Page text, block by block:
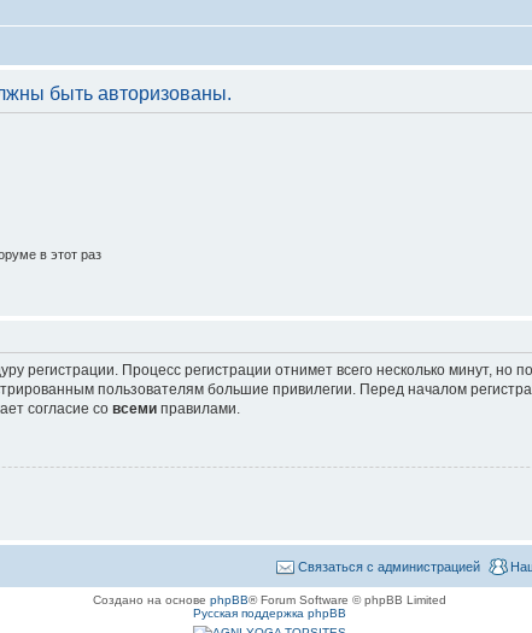
быть авторизованы.
в этот раз
регистрации. Процесс регистрации отнимет всего несколько минут, но
пользователям большие привилегии. Перед началом
согласие со всеми правилами.
Связаться с администрацией
Создано на основе phpBB® Forum Software © phpBB Limited
Русская поддержка phpBB